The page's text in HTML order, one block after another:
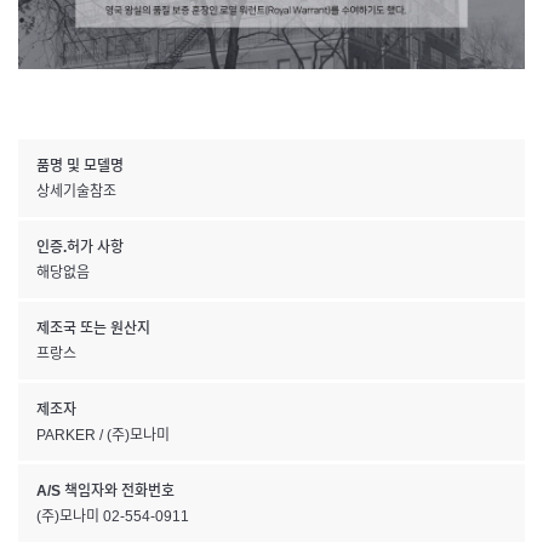
품명 및 모델명
상세기술참조
인증.허가 사항
해당없음
제조국 또는 원산지
프랑스
제조자
PARKER / (주)모나미
A/S 책임자와 전화번호
(주)모나미 02-554-0911